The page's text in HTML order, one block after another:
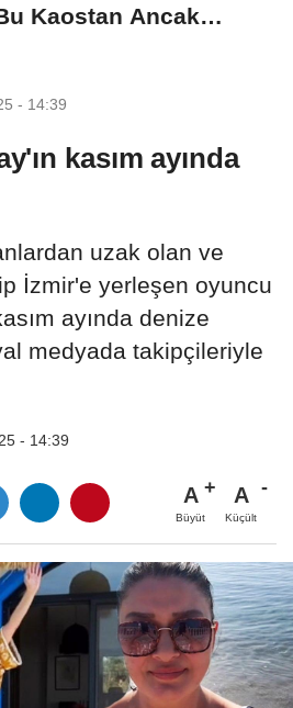
Kaostan Ancak
- 14:39
kasım ayında
uzak olan ve
İzmir'e yerleşen oyuncu
ayında denize
medyada takipçileriyle
- 14:39
A
Büyüt
A
Küçült